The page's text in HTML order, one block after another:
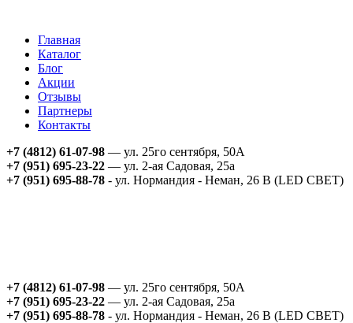
Главная
Каталог
Блог
Акции
Отзывы
Партнеры
Контакты
+7 (4812) 61-07-98 — ул. 25го сентября, 50А
+7 (951) 695-23-22 — ул. 2-ая Садовая, 25а
+7 (951) 695-88-78 - ул. Нормандия - Неман, 26 В (LED СВЕТ)
+7 (4812) 61-07-98 — ул. 25го сентября, 50А
+7 (951) 695-23-22 — ул. 2-ая Садовая, 25а
+7 (951) 695-88-78 - ул. Нормандия - Неман, 26 В (LED СВЕТ)